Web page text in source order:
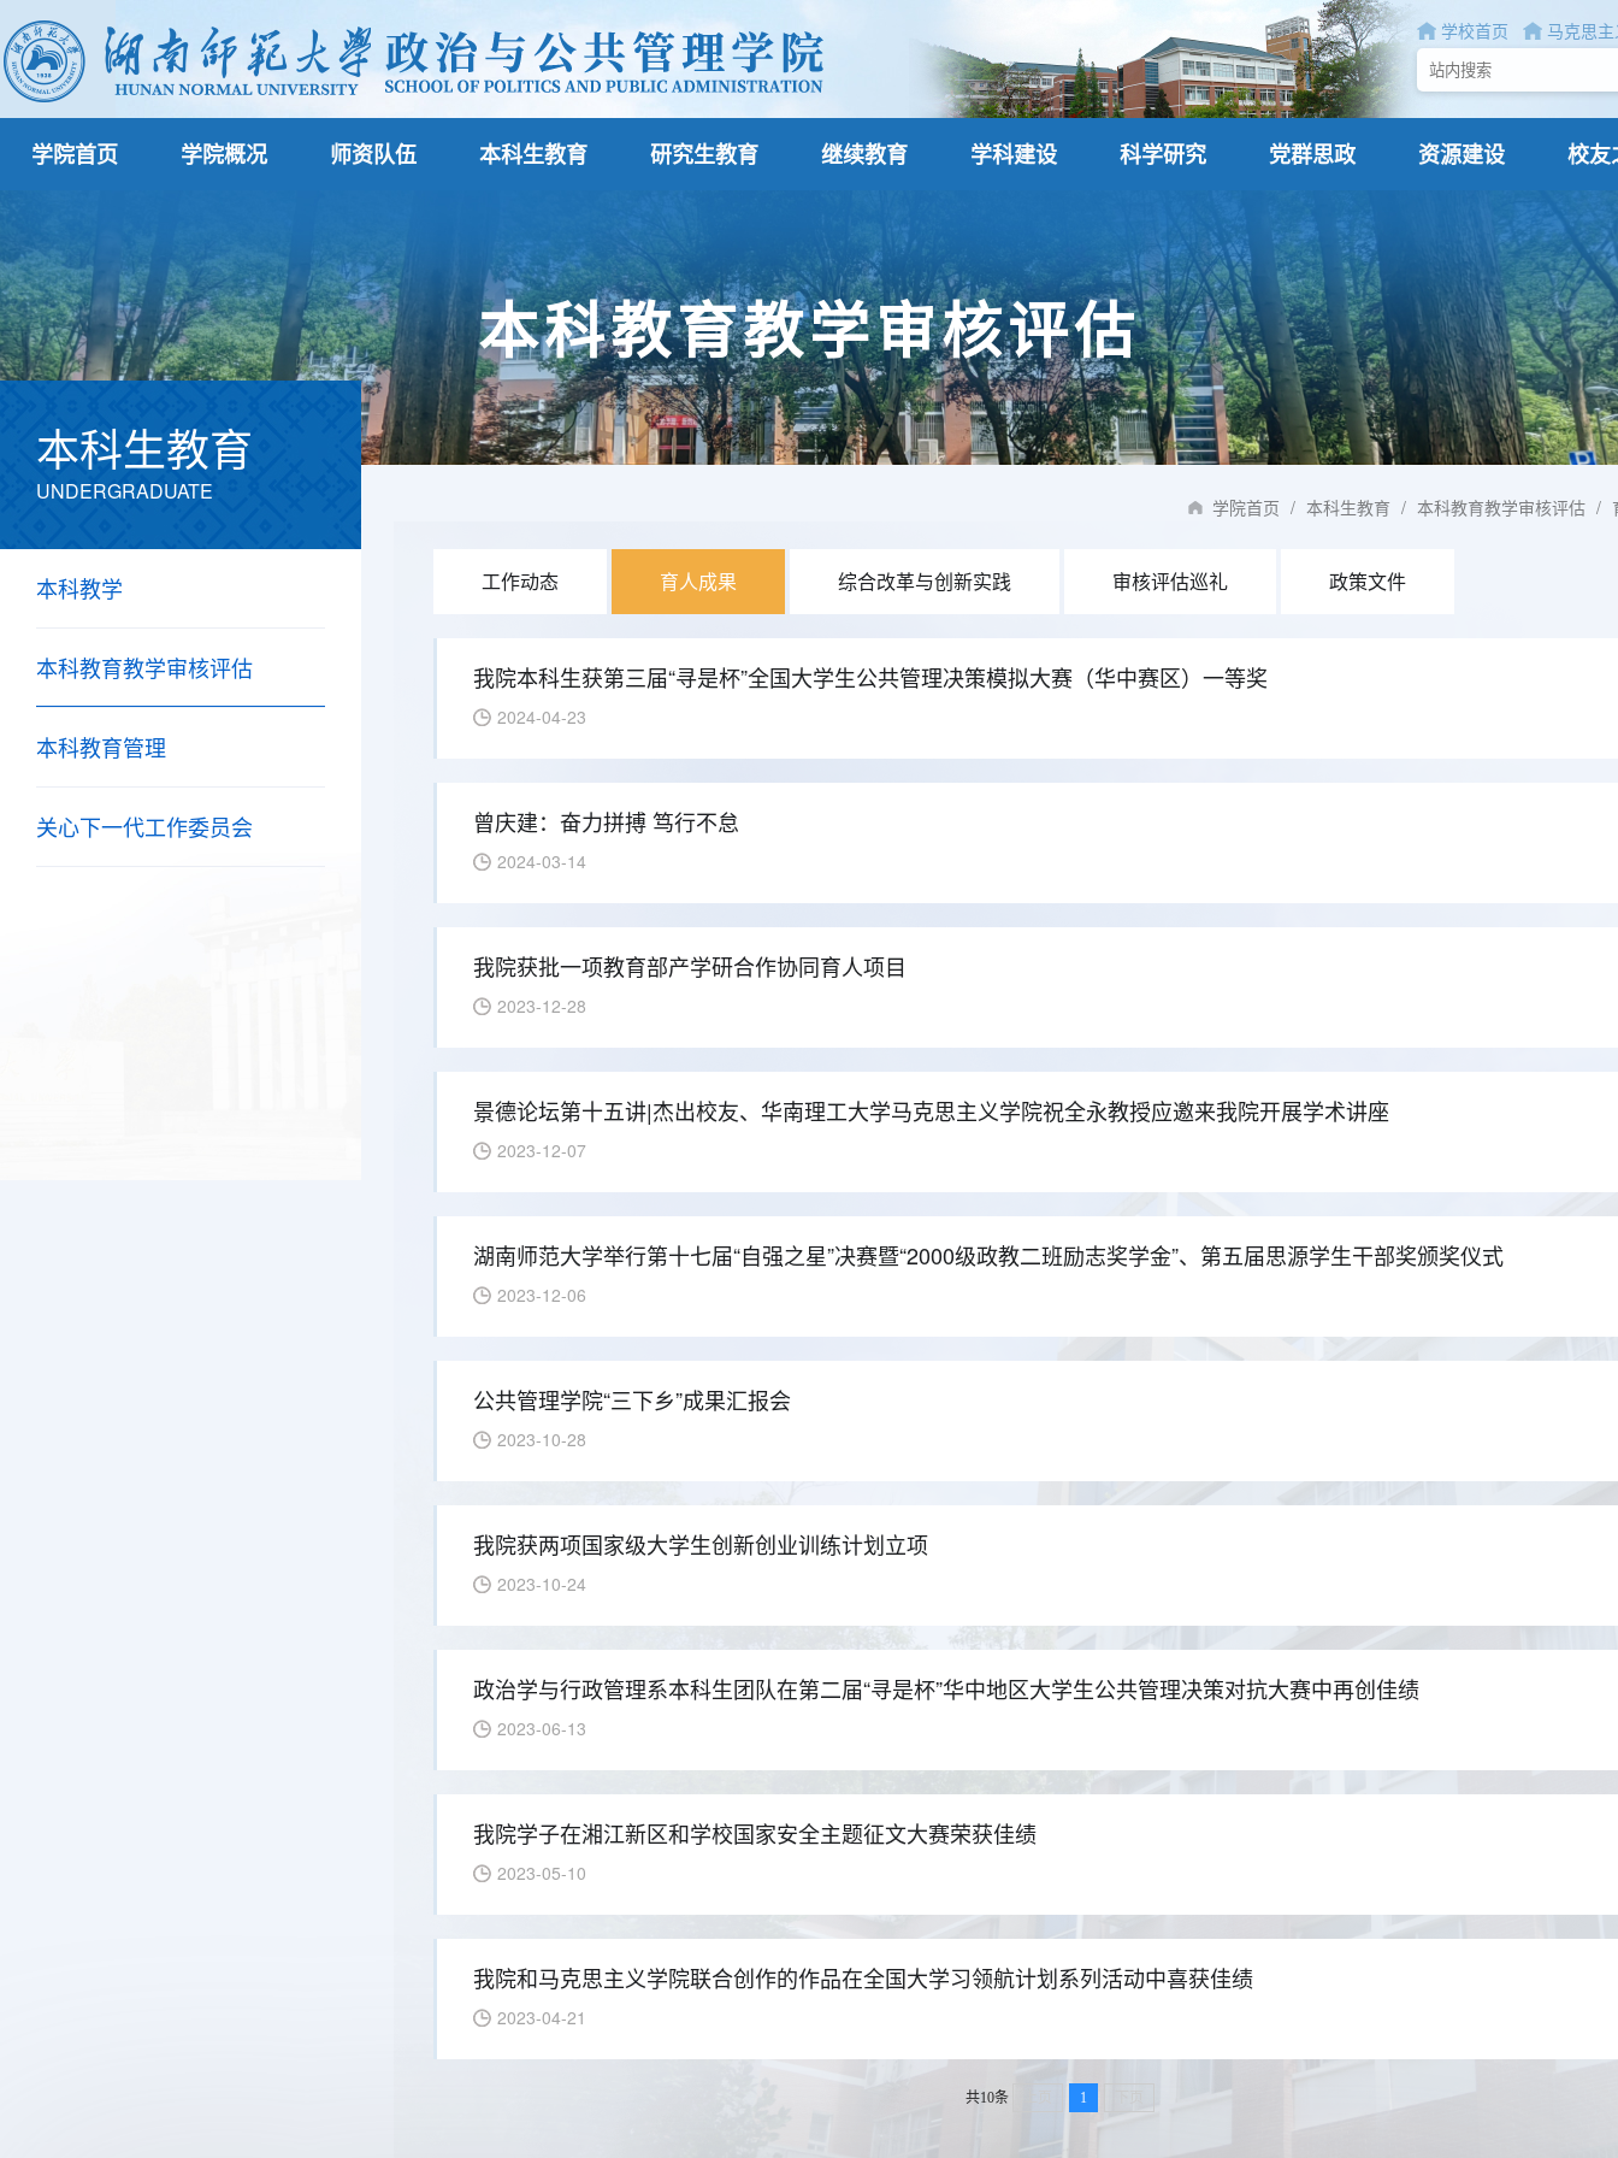
学校首页 马克思
学院首页 学院概况 师资队伍 本科生教育 研究生教育 继续教育 学科建设 科学研究 党群思政 资源建设 校友
本科教育教学审核评估
本科生教育
UNDERGRADUATE
本科教学
本科教育教学审核评估
本科教育管理
关心下一代工作委员会
学院首页 / 本科生教育 / 本科教育教学审核评估 /
工作动态 育人成果 综合改革与创新实践 审核评估巡礼 政策文件
我院本科生获第三届“寻是杯”全国大学生公共管理决策模拟大赛（华中赛区）一等奖
2024-04-23
曾庆建：奋力拼搏 笃行不怠
2024-03-14
我院获批一项教育部产学研合作协同育人项目
2023-12-28
景德论坛第十五讲|杰出校友、华南理工大学马克思主义学院祝全永教授应邀来我院开展学术讲座
2023-12-07
湖南师范大学举行第十七届“自强之星”决赛暨“2000级政教二班励志奖学金”、第五届思源学生干部奖颁奖仪式
2023-12-06
公共管理学院“三下乡”成果汇报会
2023-10-28
我院获两项国家级大学生创新创业训练计划立项
2023-10-24
政治学与行政管理系本科生团队在第二届“寻是杯”华中地区大学生公共管理决策对抗大赛中再创佳绩
2023-06-13
我院学子在湘江新区和学校国家安全主题征文大赛荣获佳绩
2023-05-10
我院和马克思主义学院联合创作的作品在全国大学习领航计划系列活动中喜获佳绩
2023-04-21
共10条 1